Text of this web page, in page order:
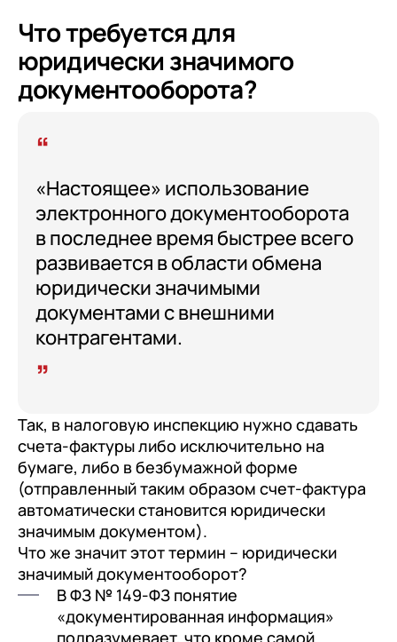
Что требуется для
юридически значимого
документооборота?
«Настоящее» использование
электронного документооборота
в последнее время быстрее всего
развивается в области обмена
юридически значимыми
документами с внешними
контрагентами.
Так, в налоговую инспекцию нужно сдавать
счета-фактуры либо исключительно на
бумаге, либо в безбумажной форме
(отправленный таким образом счет-фактура
автоматически становится юридически
значимым документом).
Что же значит этот термин – юридически
значимый документооборот?
В ФЗ № 149-ФЗ понятие
«документированная информация»
подразумевает, что кроме самой